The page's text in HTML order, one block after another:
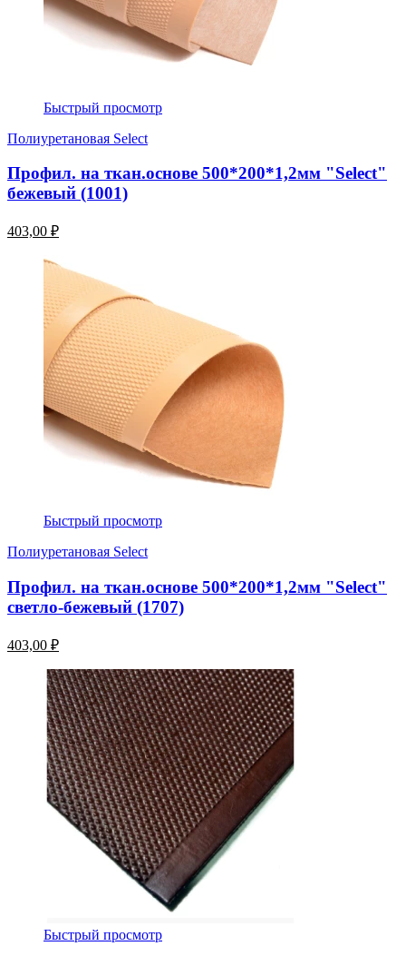
Быстрый просмотр
Полиуретановая Select
Профил. на ткан.основе 500*200*1,2мм "Select"
бежевый (1001)
403,00 ₽
Быстрый просмотр
Полиуретановая Select
Профил. на ткан.основе 500*200*1,2мм "Select"
светло-бежевый (1707)
403,00 ₽
Быстрый просмотр